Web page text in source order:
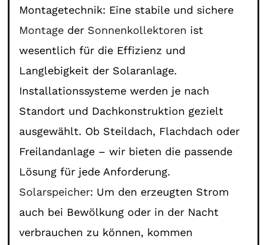
Montagetechnik: Eine stabile und sichere
Montage der Sonnenkollektoren ist
wesentlich für die Effizienz und
Langlebigkeit der Solaranlage.
Installationssysteme werden je nach
Standort und Dachkonstruktion gezielt
ausgewählt. Ob Steildach, Flachdach oder
Freilandanlage – wir bieten die passende
Lösung für jede Anforderung.
Solarspeicher: Um den erzeugten Strom
auch bei Bewölkung oder in der Nacht
verbrauchen zu können, kommen